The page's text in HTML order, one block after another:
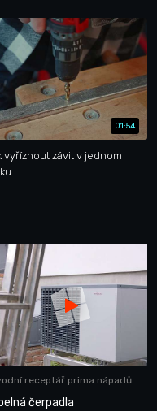
01:54
vyříznout závit v jednom
receptář prima nápadů
čerpadla